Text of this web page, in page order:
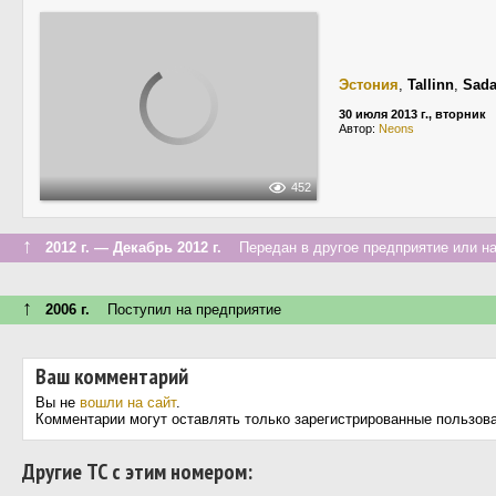
452
Эстония, Tallinn,
30 июля 2013 г., вторник
Автор: Neons
↑ 2012 г. — Декабрь 2012 г. Передан в другое предприятие или
↑ 2006 г. Поступил на предприятие
Ваш комментарий
Вы не вошли на сайт.
Комментарии могут оставлять только зарегистрированные
Другие ТС с этим номером: